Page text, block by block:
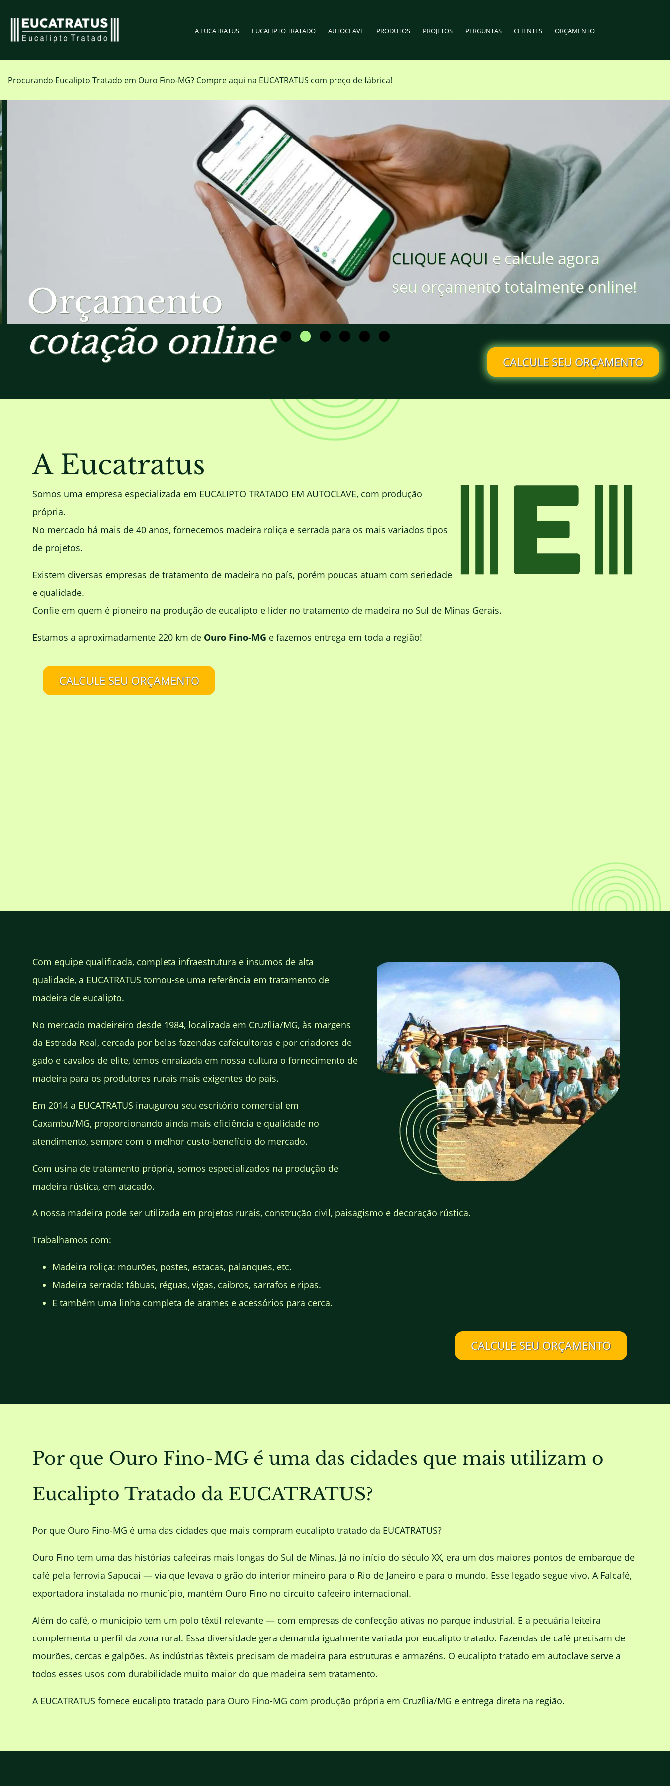
A EUCATRATUS EUCALIPTO TRATADO AUTOCLAVE PRODUTOS PROJETOS PERGUNTAS CLIENTES ORÇAMENTO
Procurando Eucalipto Tratado em Ouro Fino-MG? Compre aqui na EUCATRATUS com preço de fábrica!
Orçamento
cotação online
CLIQUE AQUI e calcule agora
seu orçamento totalmente online!
CALCULE SEU ORÇAMENTO
A Eucatratus
Somos uma empresa especializada em EUCALIPTO TRATADO EM AUTOCLAVE, com produção
própria.
No mercado há mais de 40 anos, fornecemos madeira roliça e serrada para os mais variados tipos
de projetos.
Existem diversas empresas de tratamento de madeira no país, porém poucas atuam com seriedade
e qualidade.
Confie em quem é pioneiro na produção de eucalipto e líder no tratamento de madeira no Sul de Minas Gerais.
Estamos a aproximadamente 220 km de Ouro Fino-MG e fazemos entrega em toda a região!
CALCULE SEU ORÇAMENTO
Com equipe qualificada, completa infraestrutura e insumos de alta
qualidade, a EUCATRATUS tornou-se uma referência em tratamento de
madeira de eucalipto.
No mercado madeireiro desde 1984, localizada em Cruzília/MG, às margens
da Estrada Real, cercada por belas fazendas cafeicultoras e por criadores de
gado e cavalos de elite, temos enraizada em nossa cultura o fornecimento de
madeira para os produtores rurais mais exigentes do país.
Em 2014 a EUCATRATUS inaugurou seu escritório comercial em
Caxambu/MG, proporcionando ainda mais eficiência e qualidade no
atendimento, sempre com o melhor custo-benefício do mercado.
Com usina de tratamento própria, somos especializados na produção de
madeira rústica, em atacado.
A nossa madeira pode ser utilizada em projetos rurais, construção civil, paisagismo e decoração rústica.
Trabalhamos com:
Madeira roliça: mourões, postes, estacas, palanques, etc.
Madeira serrada: tábuas, réguas, vigas, caibros, sarrafos e ripas.
E também uma linha completa de arames e acessórios para cerca.
CALCULE SEU ORÇAMENTO
Por que Ouro Fino-MG é uma das cidades que mais utilizam o
Eucalipto Tratado da EUCATRATUS?
Por que Ouro Fino-MG é uma das cidades que mais compram eucalipto tratado da EUCATRATUS?
Ouro Fino tem uma das histórias cafeeiras mais longas do Sul de Minas. Já no início do século XX, era um dos maiores pontos de embarque de
café pela ferrovia Sapucaí — via que levava o grão do interior mineiro para o Rio de Janeiro e para o mundo. Esse legado segue vivo. A Falcafé,
exportadora instalada no município, mantém Ouro Fino no circuito cafeeiro internacional.
Além do café, o município tem um polo têxtil relevante — com empresas de confecção ativas no parque industrial. E a pecuária leiteira
complementa o perfil da zona rural. Essa diversidade gera demanda igualmente variada por eucalipto tratado. Fazendas de café precisam de
mourões, cercas e galpões. As indústrias têxteis precisam de madeira para estruturas e armazéns. O eucalipto tratado em autoclave serve a
todos esses usos com durabilidade muito maior do que madeira sem tratamento.
A EUCATRATUS fornece eucalipto tratado para Ouro Fino-MG com produção própria em Cruzília/MG e entrega direta na região.